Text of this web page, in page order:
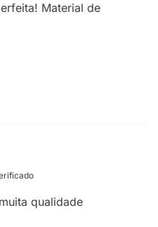
Material de
qualidade